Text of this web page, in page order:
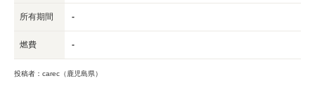
所有期間 -
燃費 -
投稿者：carec（鹿児島県）